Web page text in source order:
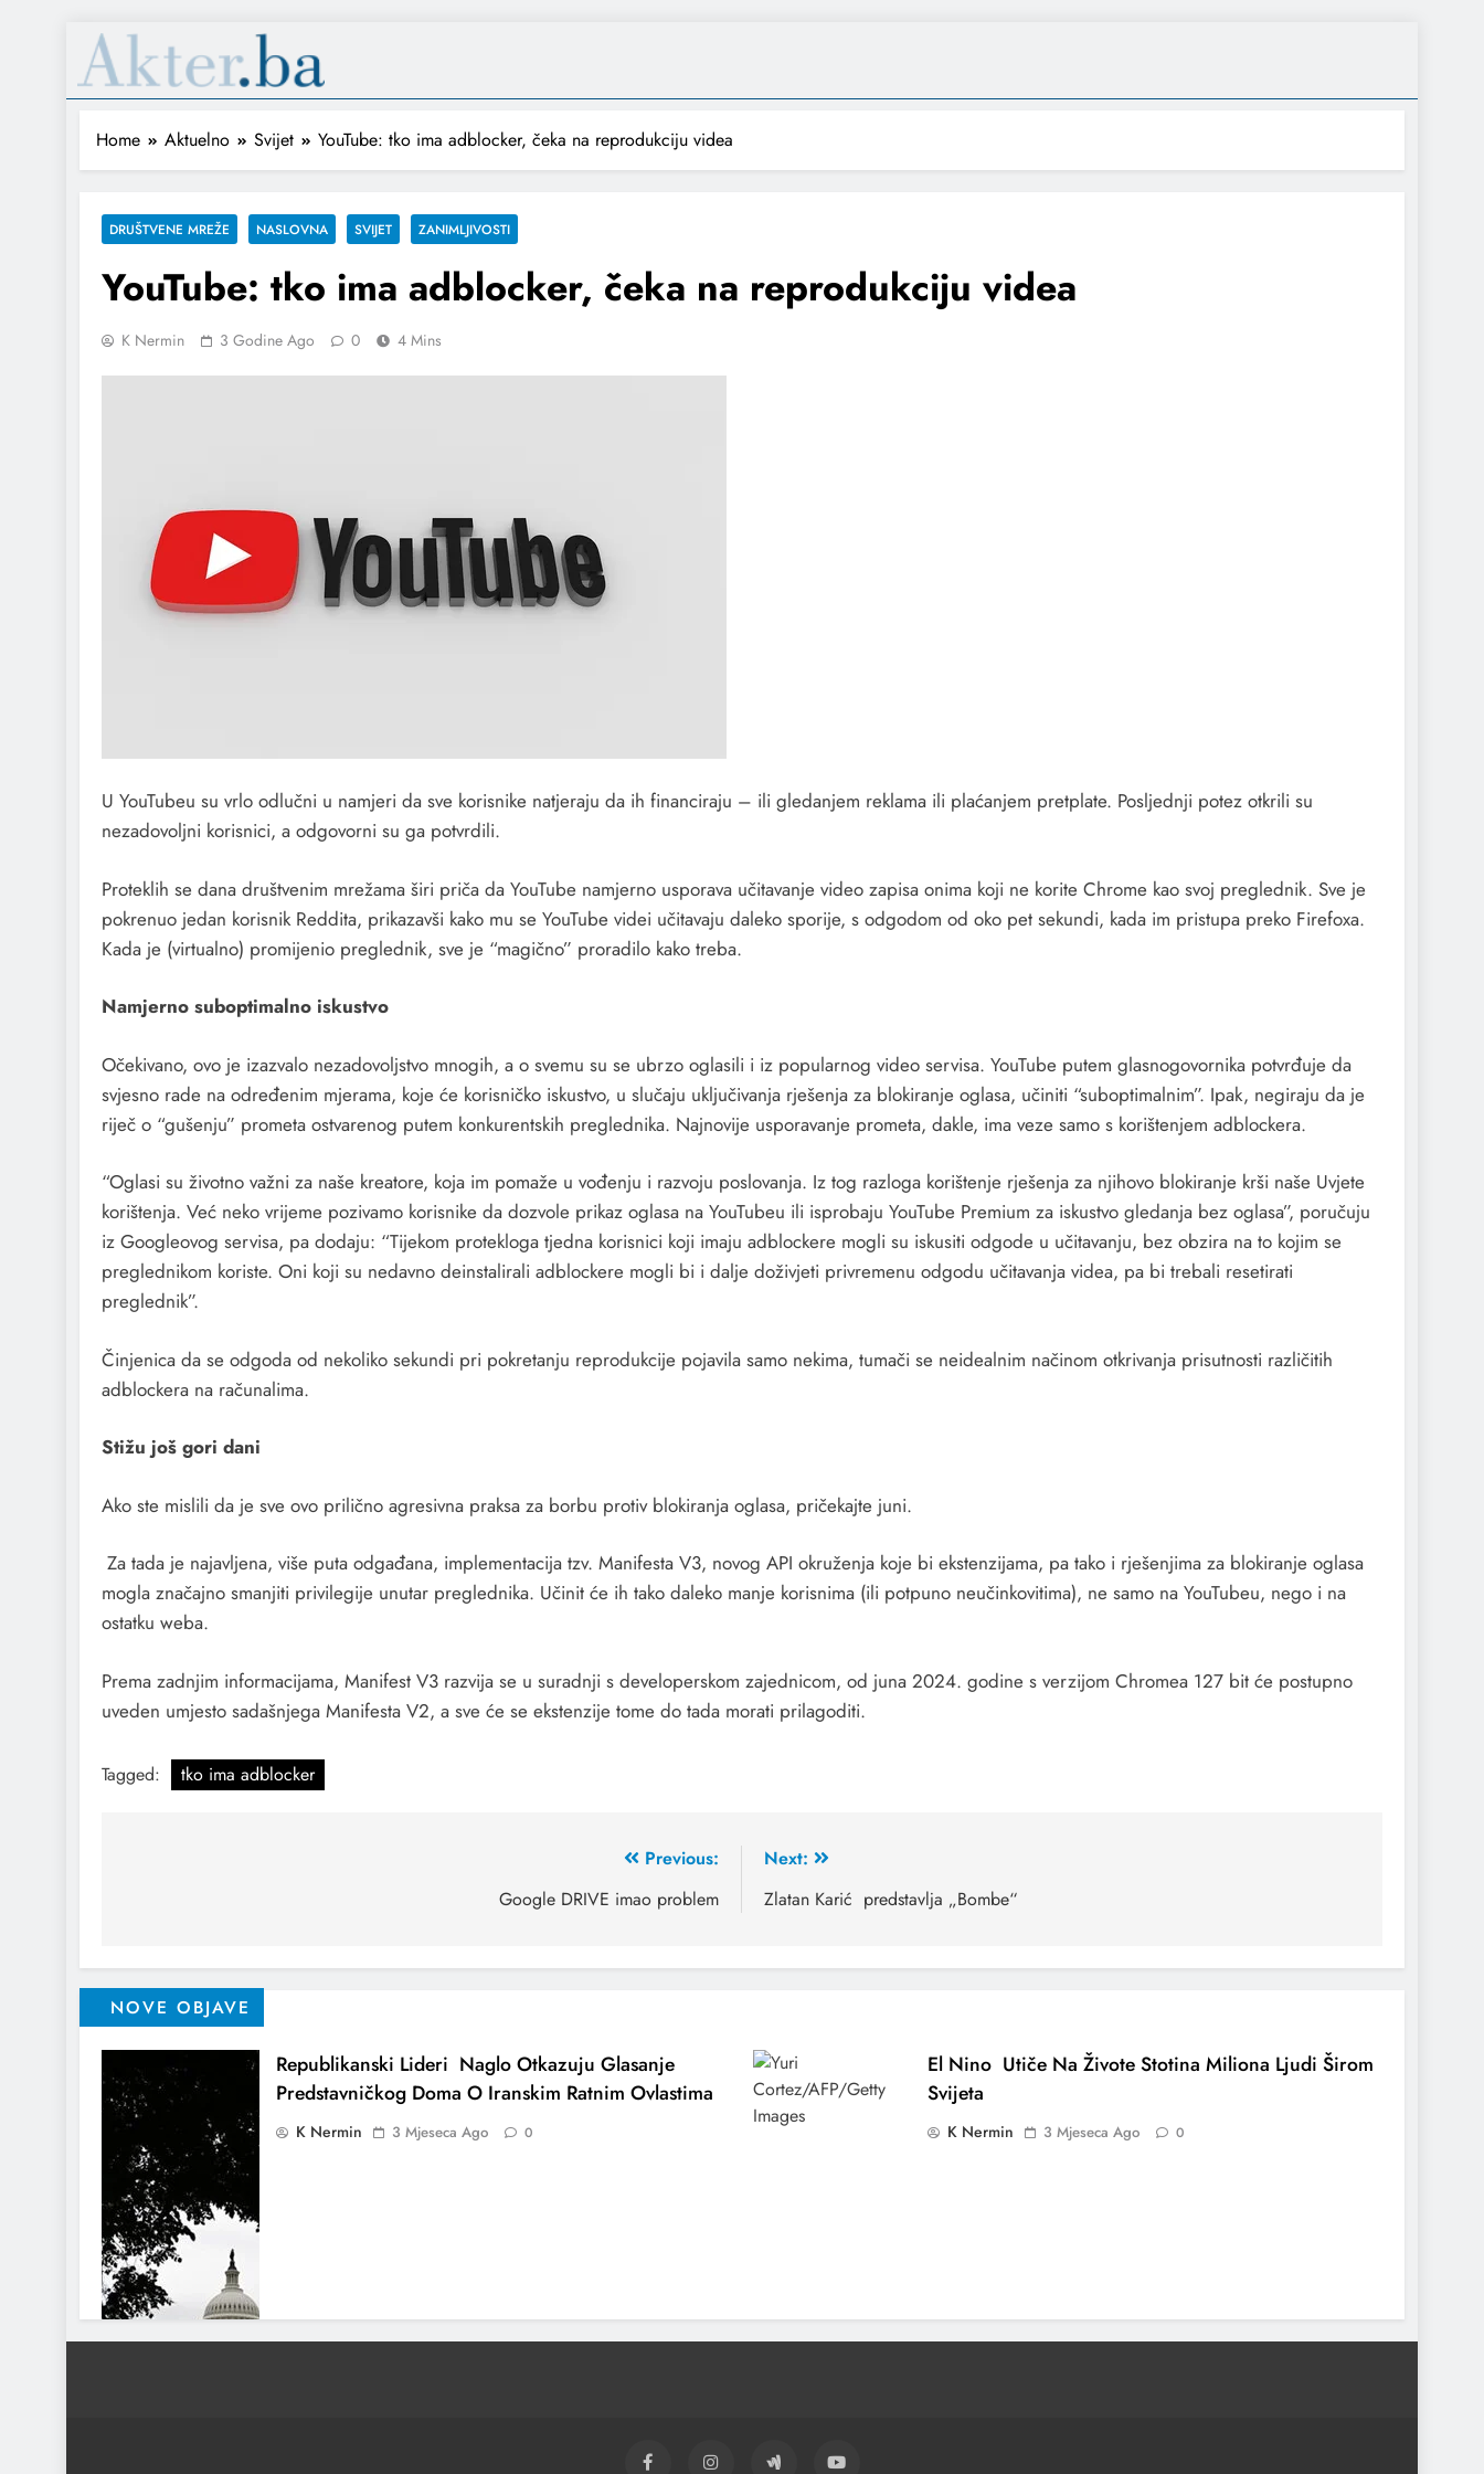
Home Aktuelno Svijet YouTube: tko ima adblocker, čeka na reprodukciju videa
DRUŠTVENE MREŽE NASLOVNA SVIJET ZANIMLJIVOSTI
YouTube: tko ima adblocker, čeka na reprodukciju videa
K Nermin 3 Godine Ago 0 4 Mins
U YouTubeu su vrlo odlučni u namjeri da sve korisnike natjeraju da ih financiraju – ili gledanjem reklama ili plaćanjem pretplate. Posljednji potez otkrili su
nezadovoljni korisnici, a odgovorni su ga potvrdili.
Proteklih se dana društvenim mrežama širi priča da YouTube namjerno usporava učitavanje video zapisa onima koji ne korite Chrome kao svoj preglednik. Sve je
pokrenuo jedan korisnik Reddita, prikazavši kako mu se YouTube videi učitavaju daleko sporije, s odgodom od oko pet sekundi, kada im pristupa preko Firefoxa.
Kada je (virtualno) promijenio preglednik, sve je “magično” proradilo kako treba.
Namjerno suboptimalno iskustvo
Očekivano, ovo je izazvalo nezadovoljstvo mnogih, a o svemu su se ubrzo oglasili i iz popularnog video servisa. YouTube putem glasnogovornika potvrđuje da
svjesno rade na određenim mjerama, koje će korisničko iskustvo, u slučaju uključivanja rješenja za blokiranje oglasa, učiniti “suboptimalnim”. Ipak, negiraju da je
riječ o “gušenju” prometa ostvarenog putem konkurentskih preglednika. Najnovije usporavanje prometa, dakle, ima veze samo s korištenjem adblockera.
“Oglasi su životno važni za naše kreatore, koja im pomaže u vođenju i razvoju poslovanja. Iz tog razloga korištenje rješenja za njihovo blokiranje krši naše Uvjete
korištenja. Već neko vrijeme pozivamo korisnike da dozvole prikaz oglasa na YouTubeu ili isprobaju YouTube Premium za iskustvo gledanja bez oglasa”, poručuju
iz Googleovog servisa, pa dodaju: “Tijekom protekloga tjedna korisnici koji imaju adblockere mogli su iskusiti odgode u učitavanju, bez obzira na to kojim se
preglednikom koriste. Oni koji su nedavno deinstalirali adblockere mogli bi i dalje doživjeti privremenu odgodu učitavanja videa, pa bi trebali resetirati
preglednik”.
Činjenica da se odgoda od nekoliko sekundi pri pokretanju reprodukcije pojavila samo nekima, tumači se neidealnim načinom otkrivanja prisutnosti različitih
adblockera na računalima.
Stižu još gori dani
Ako ste mislili da je sve ovo prilično agresivna praksa za borbu protiv blokiranja oglasa, pričekajte juni.
Za tada je najavljena, više puta odgađana, implementacija tzv. Manifesta V3, novog API okruženja koje bi ekstenzijama, pa tako i rješenjima za blokiranje oglasa
mogla značajno smanjiti privilegije unutar preglednika. Učinit će ih tako daleko manje korisnima (ili potpuno neučinkovitima), ne samo na YouTubeu, nego i na
ostatku weba.
Prema zadnjim informacijama, Manifest V3 razvija se u suradnji s developerskom zajednicom, od juna 2024. godine s verzijom Chromea 127 bit će postupno
uveden umjesto sadašnjega Manifesta V2, a sve će se ekstenzije tome do tada morati prilagoditi.
Tagged: tko ima adblocker
Previous:
Google DRIVE imao problem
Next:
Zlatan Karić predstavlja „Bombe“
NOVE OBJAVE
Republikanski Lideri Naglo Otkazuju Glasanje
Predstavničkog Doma O Iranskim Ratnim Ovlastima
K Nermin 3 Mjeseca Ago 0
El Nino Utiče Na Živote Stotina Miliona Ljudi Širom
Svijeta
K Nermin 3 Mjeseca Ago 0